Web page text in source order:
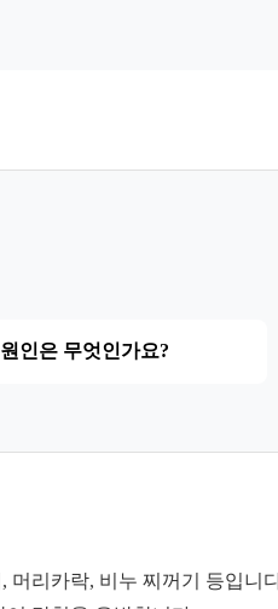
인은 무엇인가요?
머리카락, 비누 찌꺼기 등입니